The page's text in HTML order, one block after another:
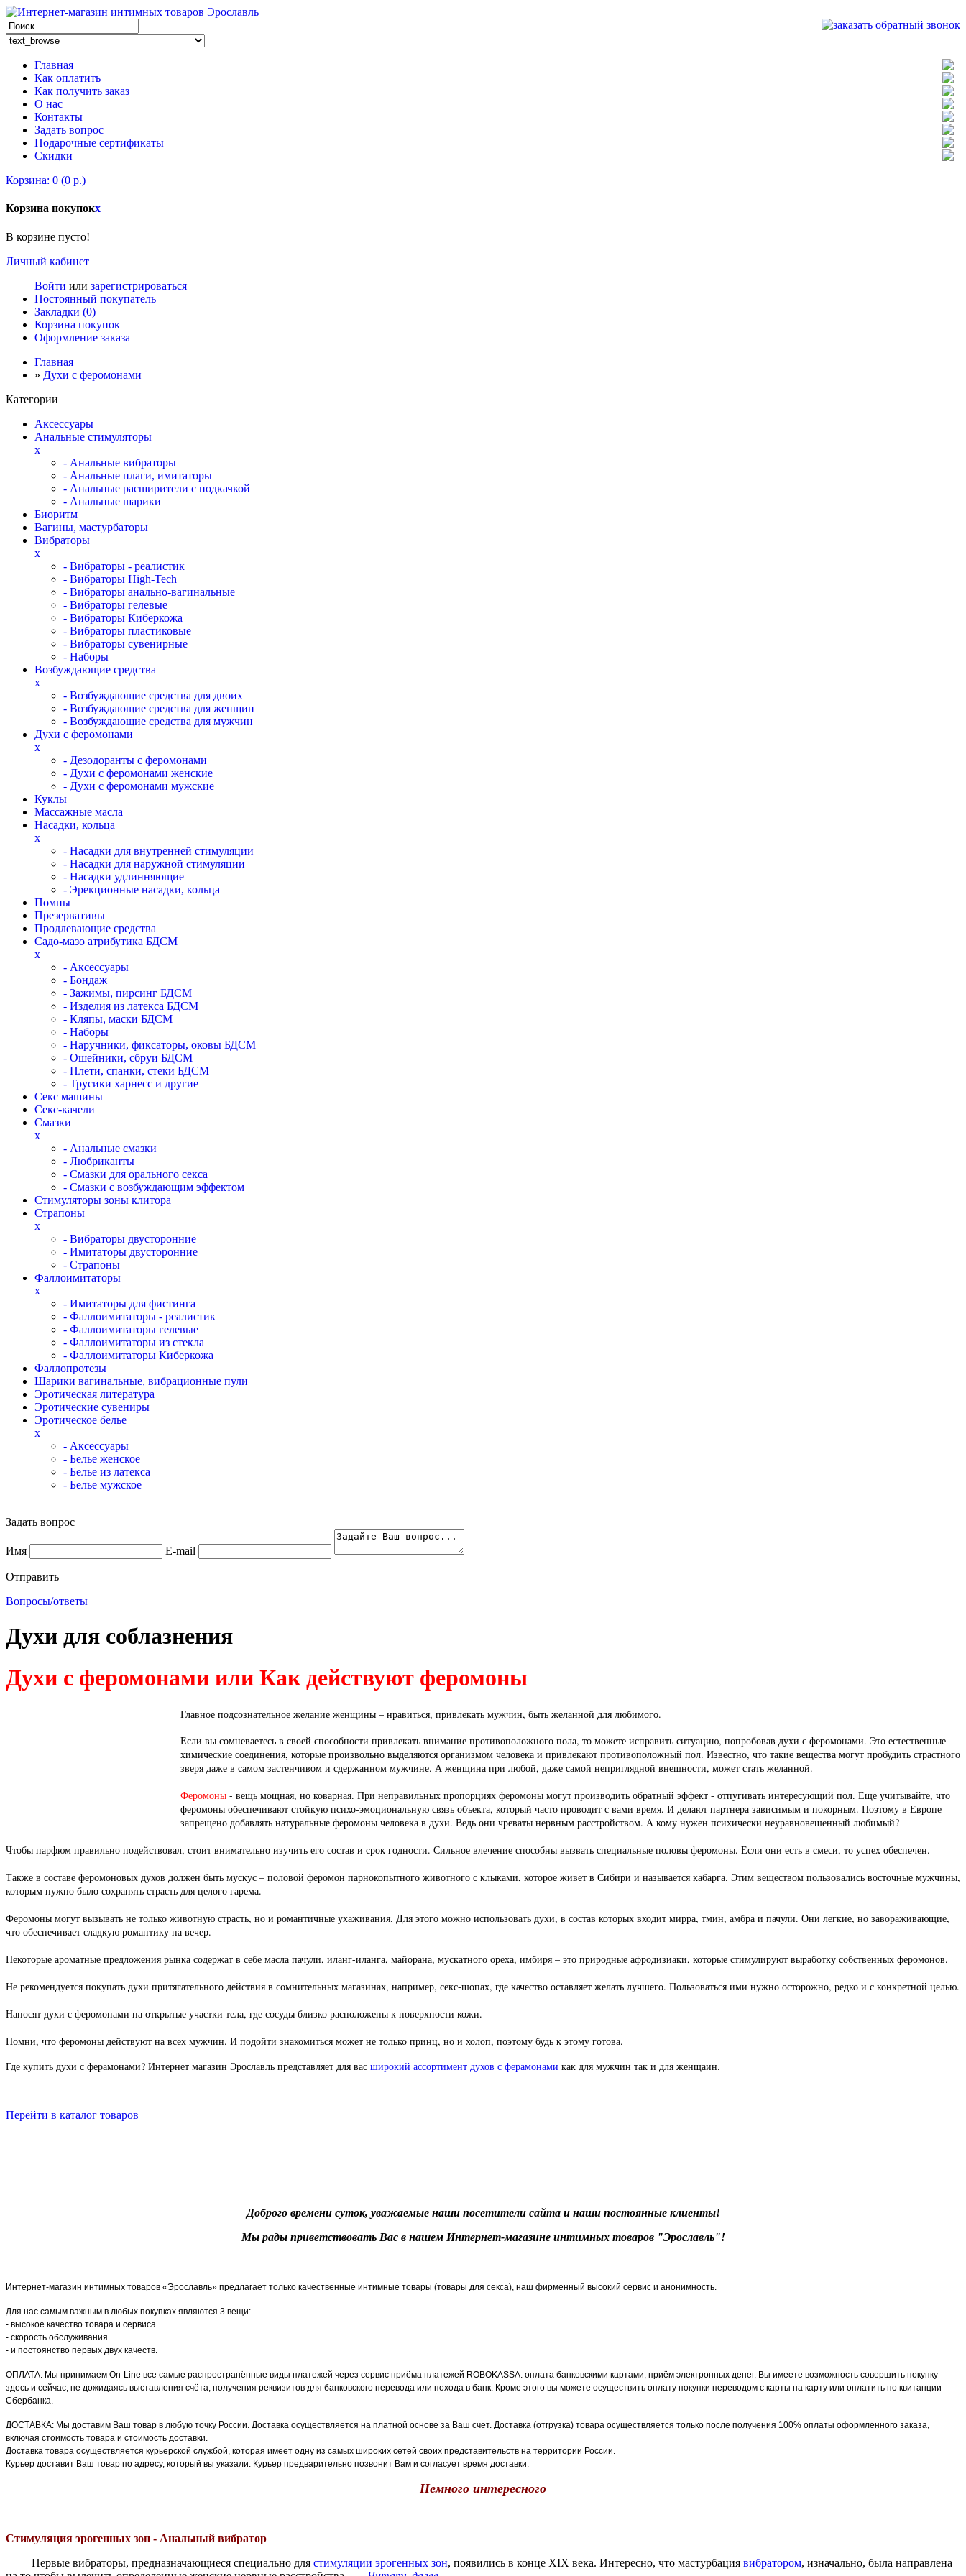
Главная
Как оплатить
Как получить заказ
О нас
Контакты
Задать вопрос
Подарочные сертификаты
Скидки
Корзина: 0 (0 р.)
Корзина покупокx
В корзине пусто!
Личный кабинет
Войти или зарегистрироваться
Постоянный покупатель
Закладки (0)
Корзина покупок
Оформление заказа
Главная
» Духи с феромонами
Категории
Аксессуары
Анальные стимуляторы
x
- Анальные вибраторы
- Анальные плаги, имитаторы
- Анальные расширители с подкачкой
- Анальные шарики
Биоритм
Вагины, мастурбаторы
Вибраторы
x
- Вибраторы - реалистик
- Вибраторы High-Tech
- Вибраторы анально-вагинальные
- Вибраторы гелевые
- Вибраторы Киберкожа
- Вибраторы пластиковые
- Вибраторы сувенирные
- Наборы
Возбуждающие средства
x
- Возбуждающие средства для двоих
- Возбуждающие средства для женщин
- Возбуждающие средства для мужчин
Духи с феромонами
x
- Дезодоранты с феромонами
- Духи с феромонами женские
- Духи с феромонами мужские
Куклы
Массажные масла
Насадки, кольца
x
- Насадки для внутренней стимуляции
- Насадки для наружной стимуляции
- Насадки удлинняющие
- Эрекционные насадки, кольца
Помпы
Презервативы
Продлевающие средства
Садо-мазо атрибутика БДСМ
x
- Аксессуары
- Бондаж
- Зажимы, пирсинг БДСМ
- Изделия из латекса БДСМ
- Кляпы, маски БДСМ
- Наборы
- Наручники, фиксаторы, оковы БДСМ
- Ошейники, сбруи БДСМ
- Плети, спанки, стеки БДСМ
- Трусики харнесс и другие
Секс машины
Секс-качели
Смазки
x
- Анальные смазки
- Любриканты
- Смазки для орального секса
- Смазки с возбуждающим эффектом
Стимуляторы зоны клитора
Страпоны
x
- Вибраторы двусторонние
- Имитаторы двусторонние
- Страпоны
Фаллоимитаторы
x
- Имитаторы для фистинга
- Фаллоимитаторы - реалистик
- Фаллоимитаторы гелевые
- Фаллоимитаторы из стекла
- Фаллоимитаторы Киберкожа
Фаллопротезы
Шарики вагинальные, вибрационные пули
Эротическая литература
Эротические сувениры
Эротическое белье
x
- Аксессуары
- Белье женское
- Белье из латекса
- Белье мужское
Задать вопрос
Имя E-mail
Отправить
Вопросы/ответы
Духи для соблазнения
Духи с феромонами или Как действуют феромоны
Главное подсознательное желание женщины – нравиться, привлекать мужчин, быть желанной для любимого.
Если вы сомневаетесь в своей способности привлекать внимание противоположного пола, то можете исправить ситуацию, попробовав духи с феромонами. Это естественные
химические соединения, которые произвольно выделяются организмом человека и привлекают противоположный пол. Известно, что такие вещества могут пробудить страстного
зверя даже в самом застенчивом и сдержанном мужчине. А женщина при любой, даже самой неприглядной внешности, может стать желанной.
Феромоны - вещь мощная, но коварная. При неправильных пропорциях феромоны могут производить обратный эффект - отпугивать интересующий пол. Еще учитывайте, что
феромоны обеспечивают стойкую психо-эмоциональную связь объекта, который часто проводит с вами время. И делают партнера зависимым и покорным. Поэтому в Европе
запрещено добавлять натуральные феромоны человека в духи. Ведь они чреваты нервным расстройством. А кому нужен психически неуравновешенный любимый?
Чтобы парфюм правильно подействовал, стоит внимательно изучить его состав и срок годности. Сильное влечение способны вызвать специальные половы феромоны. Если они есть в смеси, то успех обеспечен.
Также в составе феромоновых духов должен быть мускус – половой феромон парнокопытного животного с клыками, которое живет в Сибири и называется кабарга. Этим веществом пользовались восточные мужчины,
которым нужно было сохранять страсть для целого гарема.
Феромоны могут вызывать не только животную страсть, но и романтичные ухаживания. Для этого можно использовать духи, в состав которых входит мирра, тмин, амбра и пачули. Они легкие, но завораживающие,
что обеспечивает сладкую романтику на вечер.
Некоторые ароматные предложения рынка содержат в себе масла пачули, иланг-иланга, майорана, мускатного ореха, имбиря – это природные афродизиаки, которые стимулируют выработку собственных феромонов.
Не рекомендуется покупать духи притягательного действия в сомнительных магазинах, например, секс-шопах, где качество оставляет желать лучшего. Пользоваться ими нужно осторожно, редко и с конкретной целью.
Наносят духи с феромонами на открытые участки тела, где сосуды близко расположены к поверхности кожи.
Помни, что феромоны действуют на всех мужчин. И подойти знакомиться может не только принц, но и холоп, поэтому будь к этому готова.
Где купить духи с ферамонами? Интернет магазин Эрославль представляет для вас широкий ассортимент духов с ферамонами как для мужчин так и для женщаин.
Перейти в каталог товаров
Доброго времени суток, уважаемые наши посетители сайта и наши постоянные клиенты!
Мы рады приветствовать Вас в нашем Интернет-магазине интимных товаров "Эрославль"!
Интернет-магазин интимных товаров «Эрославль» предлагает только качественные интимные товары (товары для секса), наш фирменный высокий сервис и анонимность.
Для нас самым важным в любых покупках являются 3 вещи:
- высокое качество товара и сервиса
- скорость обслуживания
- и постоянство первых двух качеств.
ОПЛАТА: Мы принимаем On-Line все самые распространённые виды платежей через сервис приёма платежей ROBOKASSA: оплата банковскими картами, приём электронных денег. Вы имеете возможность совершить покупку
здесь и сейчас, не дожидаясь выставления счёта, получения реквизитов для банковского перевода или похода в банк. Кроме этого вы можете осуществить оплату покупки переводом с карты на карту или оплатить по квитанции
Сбербанка.
ДОСТАВКА: Мы доставим Ваш товар в любую точку России. Доставка осуществляется на платной основе за Ваш счет. Доставка (отгрузка) товара осуществляется только после получения 100% оплаты оформленного заказа,
включая стоимость товара и стоимость доставки.
Доставка товара осуществляется курьерской службой, которая имеет одну из самых широких сетей своих представительств на территории России.
Курьер доставит Ваш товар по адресу, который вы указали. Курьер предварительно позвонит Вам и согласует время доставки.
Немного интересного
Стимуляция эрогенных зон - Анальный вибратор
Первые вибраторы, предназначающиеся специально для стимуляции эрогенных зон, появились в конце XIX века. Интересно, что мастурбация вибратором, изначально, была направлена